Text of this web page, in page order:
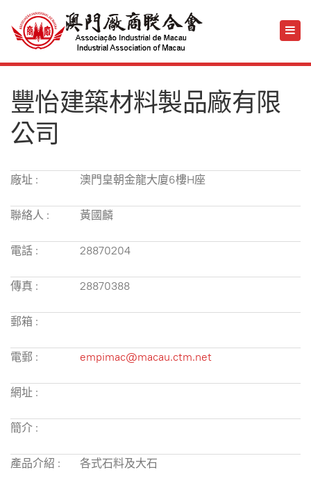
豐怡建築材料製品廠有限
公司
廠址 : 澳門皇朝金龍大廈6樓H座
聯絡人 : 黃國麟
電話 : 28870204
傳真 : 28870388
郵箱 :
電郵 : empimac@macau.ctm.net
網址 :
簡介 :
產品介紹 : 各式石料及大石